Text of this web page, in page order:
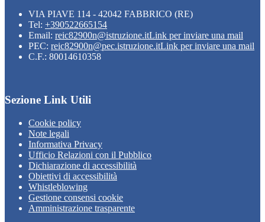
VIA PIAVE 114 - 42042 FABBRICO (RE)
Tel: +390522665154
Email: reic82900n@istruzione.itLink per inviare una mail
PEC: reic82900n@pec.istruzione.itLink per inviare una mail
C.F.: 80014610358
Sezione Link Utili
Cookie policy
Note legali
Informativa Privacy
Ufficio Relazioni con il Pubblico
Dichiarazione di accessibilità
Obiettivi di accessibilità
Whistleblowing
Gestione consensi cookie
Amministrazione trasparente